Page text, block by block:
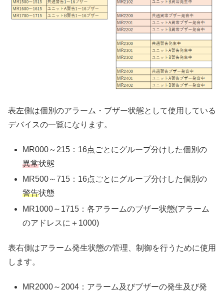
表左側は個別のアラーム・ブザー状態として使用している
デバイスの一覧になります。
MR000～215：16点ごとにグループ分けした個別の
異常状態
MR500～715：16点ごとにグループ分けした個別の
警告状態
MR1000～1715：各アラームのブザー状態(アラーム
のアドレスに＋1000)
表右側はアラーム発生状態の管理、制御を行うために使用
します。
MR2000～2004：アラーム及びブザーの発生及び発